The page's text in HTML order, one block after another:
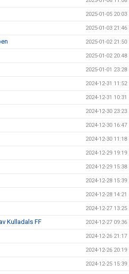
2025-01-05 20:03
2025-01-03 21:46
2025-01-02 21:50
2025-01-02 20:48
2025-01-01 23:28
2024-12-31 11:52
2024-12-31 10:31
2024-12-30 23:23
2024-12-30 16:47
2024-12-30 11:18
2024-12-29 19:19
2024-12-29 15:38
2024-12-28 15:39
2024-12-28 14:21
2024-12-27 13:25
Kulladals FF 2024-12-27 09:36
2024-12-26 21:17
2024-12-26 20:19
2024-12-25 15:39